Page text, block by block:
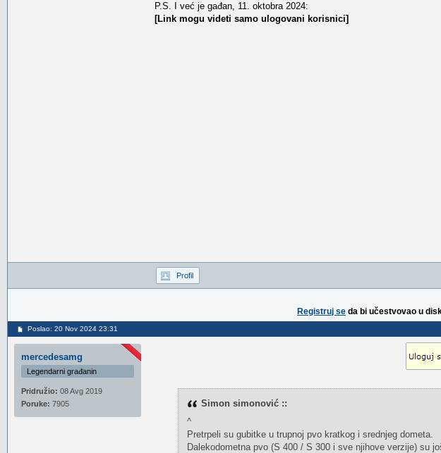
P.S. I već je gađan, 11. oktobra 2024:
[Link mogu videti samo ulogovani korisnici]
Profil
Registruj se da bi učestvovao u
Poslao: 20 Nov 2024 23:31
mercedesamg
Legendarni građanin
Pridružio: 08 Avg 2019
Poruke: 7905
Simon simonović ::
^
Pretrpeli su gubitke u trupnoj pvo kratkog i srednjeg dometa.
Dalekodometna pvo (S 400 / S 300 i sve njihove verzije) su